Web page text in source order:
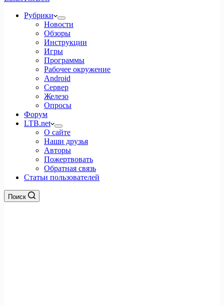
Рубрики
Новости
Обзоры
Инструкции
Игры
Программы
Рабочее окружение
Android
Сервер
Железо
Опросы
Форум
LTB.net
О сайте
Наши друзья
Авторы
Пожертвовать
Обратная связь
Статьи пользователей
Поиск